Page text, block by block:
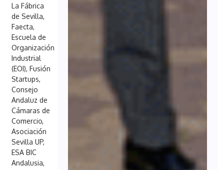
La Fábrica
de Sevilla,
Faecta,
Escuela de
Organización
Industrial
(EOI), Fusión
Startups,
Consejo
Andaluz de
Cámaras de
Comercio,
Asociación
Sevilla UP,
ESA BIC
Andalusia,